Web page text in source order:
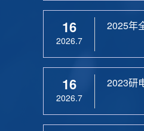
16
2026.7
2025年
16
2026.7
2023研